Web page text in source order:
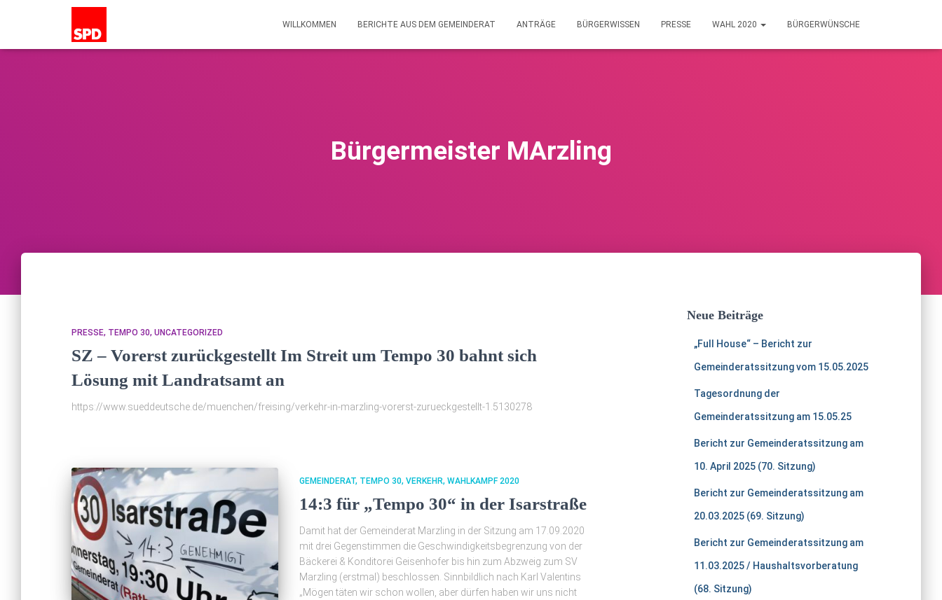
WILLKOMMEN BERICHTE AUS DEM GEMEINDERAT ANTRÄGE BÜRGERWISSEN PRESSE WAHL 2020 BÜRGERWÜNSCHE
Bürgermeister MArzling
PRESSE TEMPO 30 UNCATEGORIZED
SZ – Vorerst zurückgestellt Im Streit um Tempo 30 bahnt sich
Lösung mit Landratsamt an
https://www.sueddeutsche.de/muenchen/freising/verkehr-in-marzling-vorerst-zurueckgestellt-1.5130278
GEMEINDERAT TEMPO 30 VERKEHR WAHLKAMPF 2020
14:3 für „Tempo 30“ in der Isarstraße
Damit hat der Gemeinderat Marzling in der Sitzung am 17.09.2020
mit drei Gegenstimmen die Geschwindigkeitsbegrenzung von der
Bäckerei & Konditorei Geisenhofer bis hin zum Abzweig zum SV
Marzling (erstmal) beschlossen. Sinnbildlich nach Karl Valentins
„Mögen täten wir schon wollen, aber dürfen haben wir uns nicht
Neue Beiträge
„Full House“ – Bericht zur
Gemeinderatssitzung vom 15.05.2025
Tagesordnung der
Gemeinderatssitzung am 15.05.25
Bericht zur Gemeinderatssitzung am
10. April 2025 (70. Sitzung)
Bericht zur Gemeinderatssitzung am
20.03.2025 (69. Sitzung)
Bericht zur Gemeinderatssitzung am
11.03.2025 / Haushaltsvorberatung
(68. Sitzung)